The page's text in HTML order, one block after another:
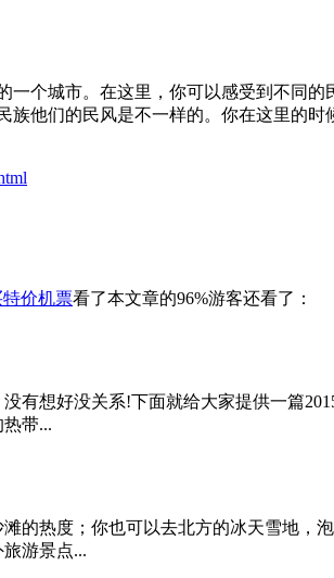
一个城市。在这里，你可以感受到不同
族他们的民风是不一样的。你在这里的
价机票看了本文章的96%游客还看了：
有想好没关系!下面就给大家提供一篇
带...
的热度；你也可以去北方的冰天雪地
游景点...